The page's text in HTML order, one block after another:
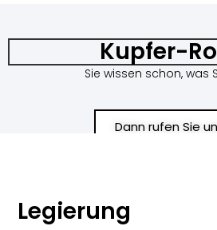
Kupfer-
Sie wissen schon, was
Dann rufen Sie
Legierung